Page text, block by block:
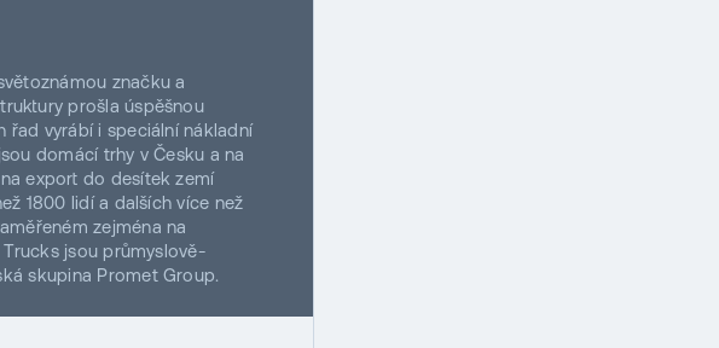
značku a
prošla úspěšnou
řad vyrábí i speciální nákladní
domácí trhy v Česku a na
export do desítek zemí
1800 lidí a dalších více než
zejména na
jsou průmyslově-
skupina Promet Group.